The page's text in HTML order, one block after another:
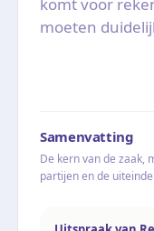
moeten
Samenvatting
De kern van de zaak,
partijen en de